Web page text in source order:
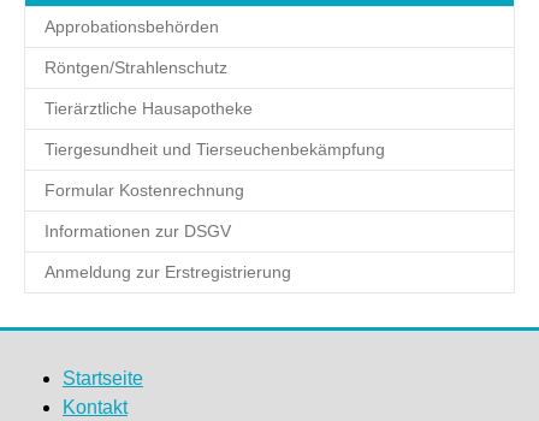
Approbationsbehörden
Röntgen/Strahlenschutz
Tierärztliche Hausapotheke
Tiergesundheit und Tierseuchenbekämpfung
Formular Kostenrechnung
Informationen zur DSGV
Anmeldung zur Erstregistrierung
Startseite
Kontakt